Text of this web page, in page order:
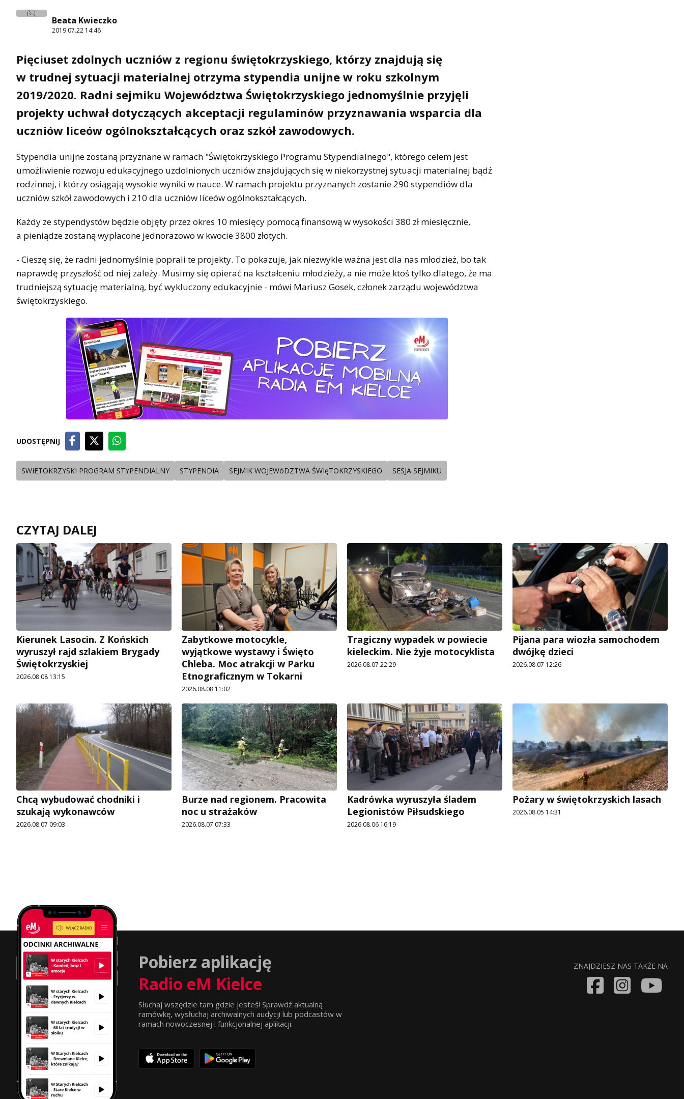
Beata Kwieczko
2019.07.22 14:46
Pięciuset zdolnych uczniów z regionu świętokrzyskiego, którzy znajdują się
w trudnej sytuacji materialnej otrzyma stypendia unijne w roku szkolnym
2019/2020. Radni sejmiku Województwa Świętokrzyskiego jednomyślnie przyjęli
projekty uchwał dotyczących akceptacji regulaminów przyznawania wsparcia dla
uczniów liceów ogólnokształcących oraz szkół zawodowych.
Stypendia unijne zostaną przyznane w ramach "Świętokrzyskiego Programu Stypendialnego", którego celem jest
umożliwienie rozwoju edukacyjnego uzdolnionych uczniów znajdujących się w niekorzystnej sytuacji materialnej bądź
rodzinnej, i którzy osiągają wysokie wyniki w nauce. W ramach projektu przyznanych zostanie 290 stypendiów dla
uczniów szkół zawodowych i 210 dla uczniów liceów ogólnokształcących.
Każdy ze stypendystów będzie objęty przez okres 10 miesięcy pomocą finansową w wysokości 380 zł miesięcznie,
a pieniądze zostaną wypłacone jednorazowo w kwocie 3800 złotych.
- Cieszę się, że radni jednomyślnie poprali te projekty. To pokazuje, jak niezwykle ważna jest dla nas młodzież, bo tak
naprawdę przyszłość od niej zależy. Musimy się opierać na kształceniu młodzieży, a nie może ktoś tylko dlatego, że ma
trudniejszą sytuację materialną, być wykluczony edukacyjnie - mówi Mariusz Gosek, członek zarządu województwa
świętokrzyskiego.
UDOSTĘPNIJ
SWIETOKRZYSKI PROGRAM STYPENDIALNY STYPENDIA SEJMIK WOJEWóDZTWA ŚWIęTOKRZYSKIEGO SESJA SEJMIKU
CZYTAJ DALEJ
Kierunek Lasocin. Z Końskich
wyruszył rajd szlakiem Brygady
Świętokrzyskiej
2026.08.08 13:15
Zabytkowe motocykle,
wyjątkowe wystawy i Święto
Chleba. Moc atrakcji w Parku
Etnograficznym w Tokarni
2026.08.08 11:02
Tragiczny wypadek w powiecie
kieleckim. Nie żyje motocyklista
2026.08.07 22:29
Pijana para wiozła samochodem
dwójkę dzieci
2026.08.07 12:26
Chcą wybudować chodniki i
szukają wykonawców
2026.08.07 09:03
Burze nad regionem. Pracowita
noc u strażaków
2026.08.07 07:33
Kadrówka wyruszyła śladem
Legionistów Piłsudskiego
2026.08.06 16:19
Pożary w świętokrzyskich lasach
2026.08.05 14:31
Pobierz aplikację
Radio eM Kielce
Słuchaj wszędzie tam gdzie jesteś! Sprawdź aktualną
ramówkę, wysłuchaj archiwalnych audycji lub podcastów w
ramach nowoczesnej i funkcjonalnej aplikacji.
ZNAJDZIESZ NAS TAKŻE NA